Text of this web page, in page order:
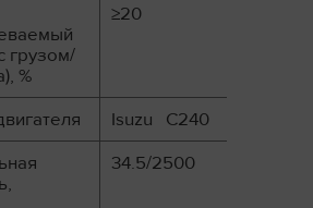
грузом/
%
≥20
Isuzu C240
34.5/2500